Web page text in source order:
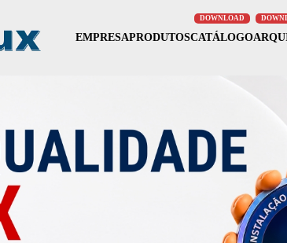
EMPRESAPRODUTOSCATÁLOGO